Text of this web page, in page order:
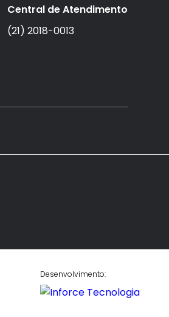
Central de Atendimento
(21) 2018-0013
Desenvolvimento: